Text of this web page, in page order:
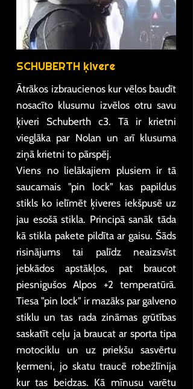
SCHUBERTH ķivere
Ātrākos izbraucienos kur vēlos baudīt
nosacīto klusumu izvēlos otru savu
ķiveri Schuberth c3. Tā ir krietni
vieglāka par Nolan un arī klusuma
ziņā krietni to pārspēj.
Viens no lielākajiem plusiem ir tā
saucamais "pin lock" kas papildus
stikls ko ielīmēt ķiveres iekšpusē uz
jau esošā stikla. Principā sanāk tāda
kā stikla pakete pildīta ar gaisu. Šāds
risinājums tai palīdz neaizsvīst
jebkādos apstākļos, pat braucot
piesnigušos Alpos +2 temperatūrā.
Tiesa "pin lock" ir mazāks par galveno
stiklu un tas rada zināmas grūtības
saskatīt ceļu ja braucat ar sporta tipa
motociklu un uz priekšu sasvērtu
ķermeni, jo skatu traucē robežlīnija
kur tas beidzas. Kā mīnusu varētu